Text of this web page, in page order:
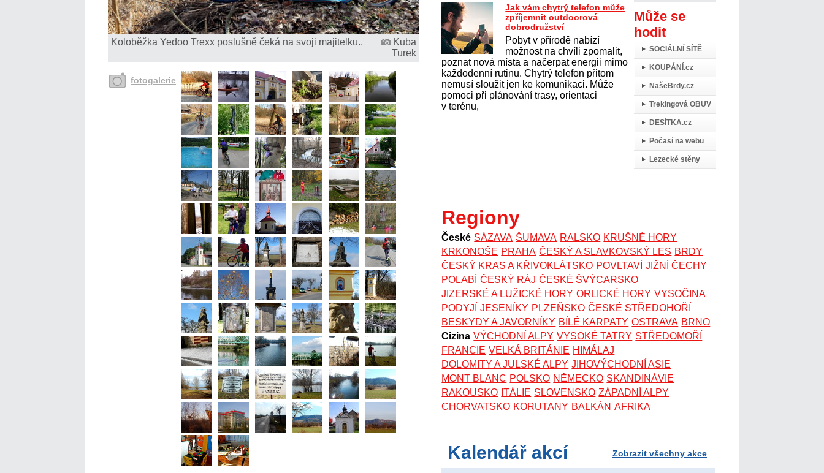
Koloběžka Yedoo Trexx poslušně čeká na svoji majitelku..
Kuba
Turek
fotogalerie
Může se
hodit
SOCIÁLNÍ SÍTĚ
KOUPÁNÍ.cz
NašeBrdy.cz
Trekingová OBUV
DESÍTKA.cz
Počasí na webu
Lezecké stěny
Jak vám chytrý telefon může
zpříjemnit outdoorová
dobrodružství
Pobyt v přírodě nabízí
možnost na chvíli zpomalit,
poznat nová místa a načerpat energii mimo
každodenní rutinu. Chytrý telefon přitom
nemusí sloužit jen ke komunikaci. Může
pomoci při plánování trasy, orientaci
v terénu,
Regiony
České SÁZAVA ŠUMAVA RALSKO KRUŠNÉ HORY
KRKONOŠE PRAHA ČESKÝ A SLAVKOVSKÝ LES BRDY
ČESKÝ KRAS A KŘIVOKLÁTSKO POVLTAVÍ JIŽNÍ ČECHY
POLABÍ
ČESKÝ RÁJ ČESKÉ ŠVÝCARSKO
JIZERSKÉ A LUŽICKÉ HORY ORLICKÉ HORY VYSOČINA
PODYJÍ
JESENÍKY PLZEŇSKO ČESKÉ STŘEDOHOŘÍ
BESKYDY A JAVORNÍKY BÍLÉ KARPATY OSTRAVA BRNO
Cizina VÝCHODNÍ ALPY VYSOKÉ TATRY STŘEDOMOŘÍ
FRANCIE VELKÁ BRITÁNIE HIMÁLAJ
DOLOMITY A JULSKÉ ALPY JIHOVÝCHODNÍ ASIE
MONT BLANC POLSKO NĚMECKO SKANDINÁVIE
RAKOUSKO ITÁLIE SLOVENSKO ZÁPADNÍ ALPY
CHORVATSKO KORUTANY BALKÁN AFRIKA
Kalendář akcí Zobrazit všechny akce